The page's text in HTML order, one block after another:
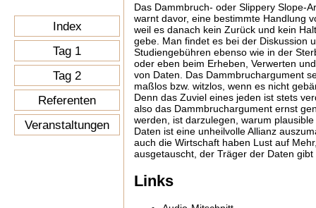
Index
Tag 1
Tag 2
Referenten
Veranstaltungen
Das Dammbruch- oder Slippery Slope-
warnt davor, eine bestimmte Handlung
weil es danach kein Zurück und kein
gebe. Man findet es bei der Diskussion
Studiengebühren ebenso wie in der
oder eben beim Erheben, Verwerten
von Daten. Das Dammbruchargument
maßlos bzw. witzlos, wenn es nicht
Denn das Zuviel eines jeden ist stets
also das Dammbruchargument ernst
werden, ist darzulegen, warum
Daten ist eine unheilvolle Allianz
auch die Wirtschaft haben Lust auf
ausgetauscht, der Träger der Daten
Links